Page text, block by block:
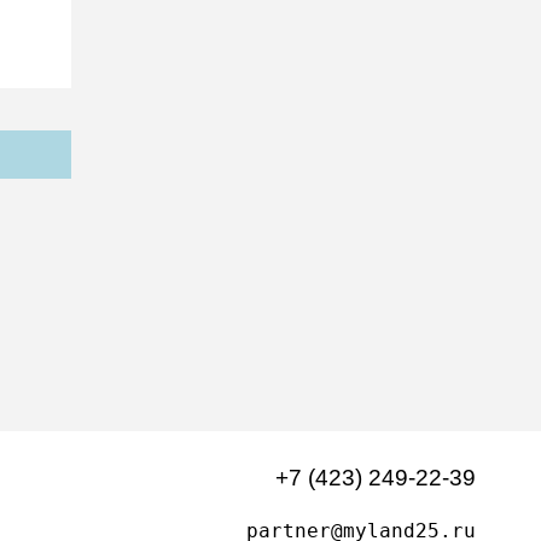
+7 (423) 249-22-39
partner@myland25.ru